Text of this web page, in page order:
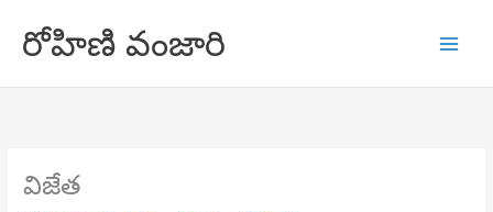
content
రోహిణి వంజారి
విజేత